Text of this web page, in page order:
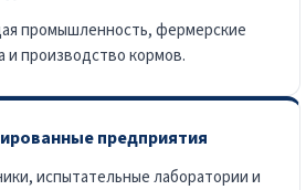
промышленность, фермерские
и производство кормов.
предприятия
испытательные лаборатории и